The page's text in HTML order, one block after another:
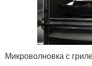
Микроволновка с